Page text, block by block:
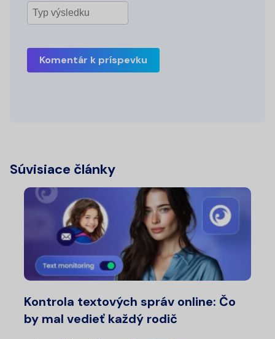
Komentár k príspevku
Súvisiace články
Kontrola textových správ online: Čo
by mal vedieť každý rodič